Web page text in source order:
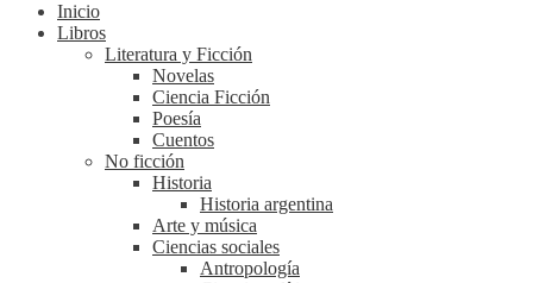
Inicio
Libros
Literatura y Ficción
Novelas
Ciencia Ficción
Poesía
Cuentos
No ficción
Historia
Historia argentina
Arte y música
Ciencias sociales
Antropología